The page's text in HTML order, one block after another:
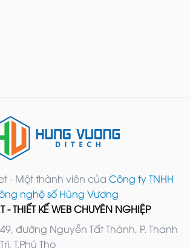
- Một thành viên của Công ty TNHH
nghệ số Hùng Vương
- THIẾT KẾ WEB CHUYÊN NGHIỆP
đường Nguyễn Tất Thành, P. Thanh
T.Phú Thọ